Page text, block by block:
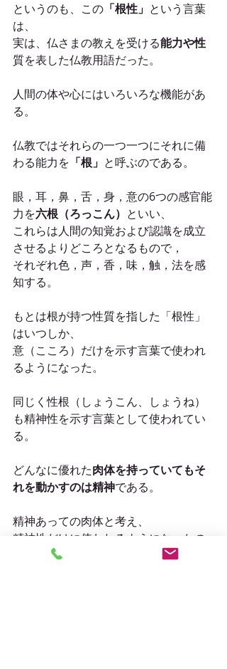
というのも、この 「根性」 という言葉
は、
実は、仏さまの教えを受ける能力や性
質を表した仏教用語だった。
人間の体や心にはいろいろな機能があ
る。
仏教ではそれらの一つ一つにそれに備
わる能力を 「根」 と呼ぶのである。
眼，耳，鼻，舌，身，意の6つの感官能
力を六根（ろっこん） といい、
これらは人間の知覚および認識を成立
させるよりどころとなるもので，
それぞれ色，声，香，味，触，法を感
知する。
もとは根が持つ性質を指した「根性」
はいつしか、
意（こころ）だけを示す言葉で使われ
るようになった。
同じく性根（しょうこん、しょうね）
も精神性を示す言葉として使われてい
る。
どんなに優れた肉体を持っていてもそ
れを動かすのは精神である。
精神あっての肉体と考え、
精神性だけに使われるようになったの
だろう。